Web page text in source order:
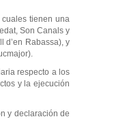
tienen una
Son Canals y
d’en Rabassa), y
respecto a los
y la ejecución
y declaración de